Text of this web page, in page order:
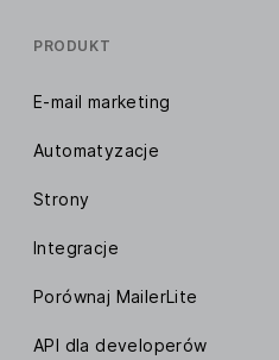
PRODUKT
E-mail marketing
Automatyzacje
Strony
Integracje
Porównaj MailerLite
API dla developerów